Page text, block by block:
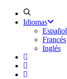
Idiomas
Español
Francés
Inglés